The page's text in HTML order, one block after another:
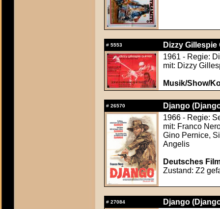
# 5553
Dizzy
1961 - Regie:
mit: Dizzy
Musik/Show/
# 26570
Django
1966 - Regie:
mit: Franco
Gino Pernice,
Angelis
Deutsches
Zustand: Z2
# 27084
Django